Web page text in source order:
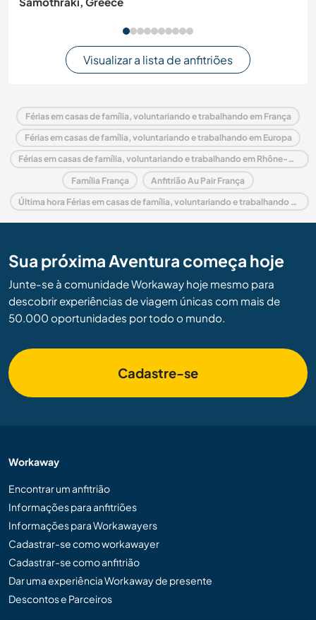
Visualizar a lista de anfitriões
Férias em casas de família, voluntariando e trabalhando em França
Férias em casas de família, voluntariando e trabalhando em Europa
Férias em casas de família, voluntariando e trabalhando em Rhône-Alpes
Família França Anfitrião Au Pair França
Última hora Férias em casas de família, voluntariando e trabalhando em França
Sua próxima Aventura começa hoje
Junte-se à comunidade Workaway hoje mesmo para
descobrir experiências de viagem únicas com mais de
50.000 oportunidades por todo o mundo.
Cadastre-se
Workaway
Encontrar um anfitrião
Informações para anfitriões
Informações para Workawayers
Cadastrar-se como workawayer
Cadastrar-se como anfitrião
Dar uma experiência Workaway de presente
Descontos e Parceiros